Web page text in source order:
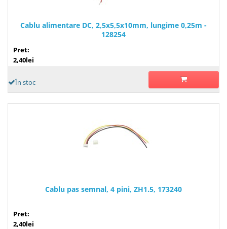
Cablu alimentare DC, 2,5x5,5x10mm, lungime 0,25m -
128254
Pret:
2,40lei
În stoc
Cablu pas semnal, 4 pini, ZH1.5, 173240
Pret:
2,40lei